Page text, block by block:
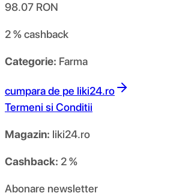
98.07 RON
2 %cashback
Categorie: Farma
cumpara de pe liki24.ro
Termeni si Conditii
Magazin: liki24.ro
Cashback: 2 %
Abonare newsletter